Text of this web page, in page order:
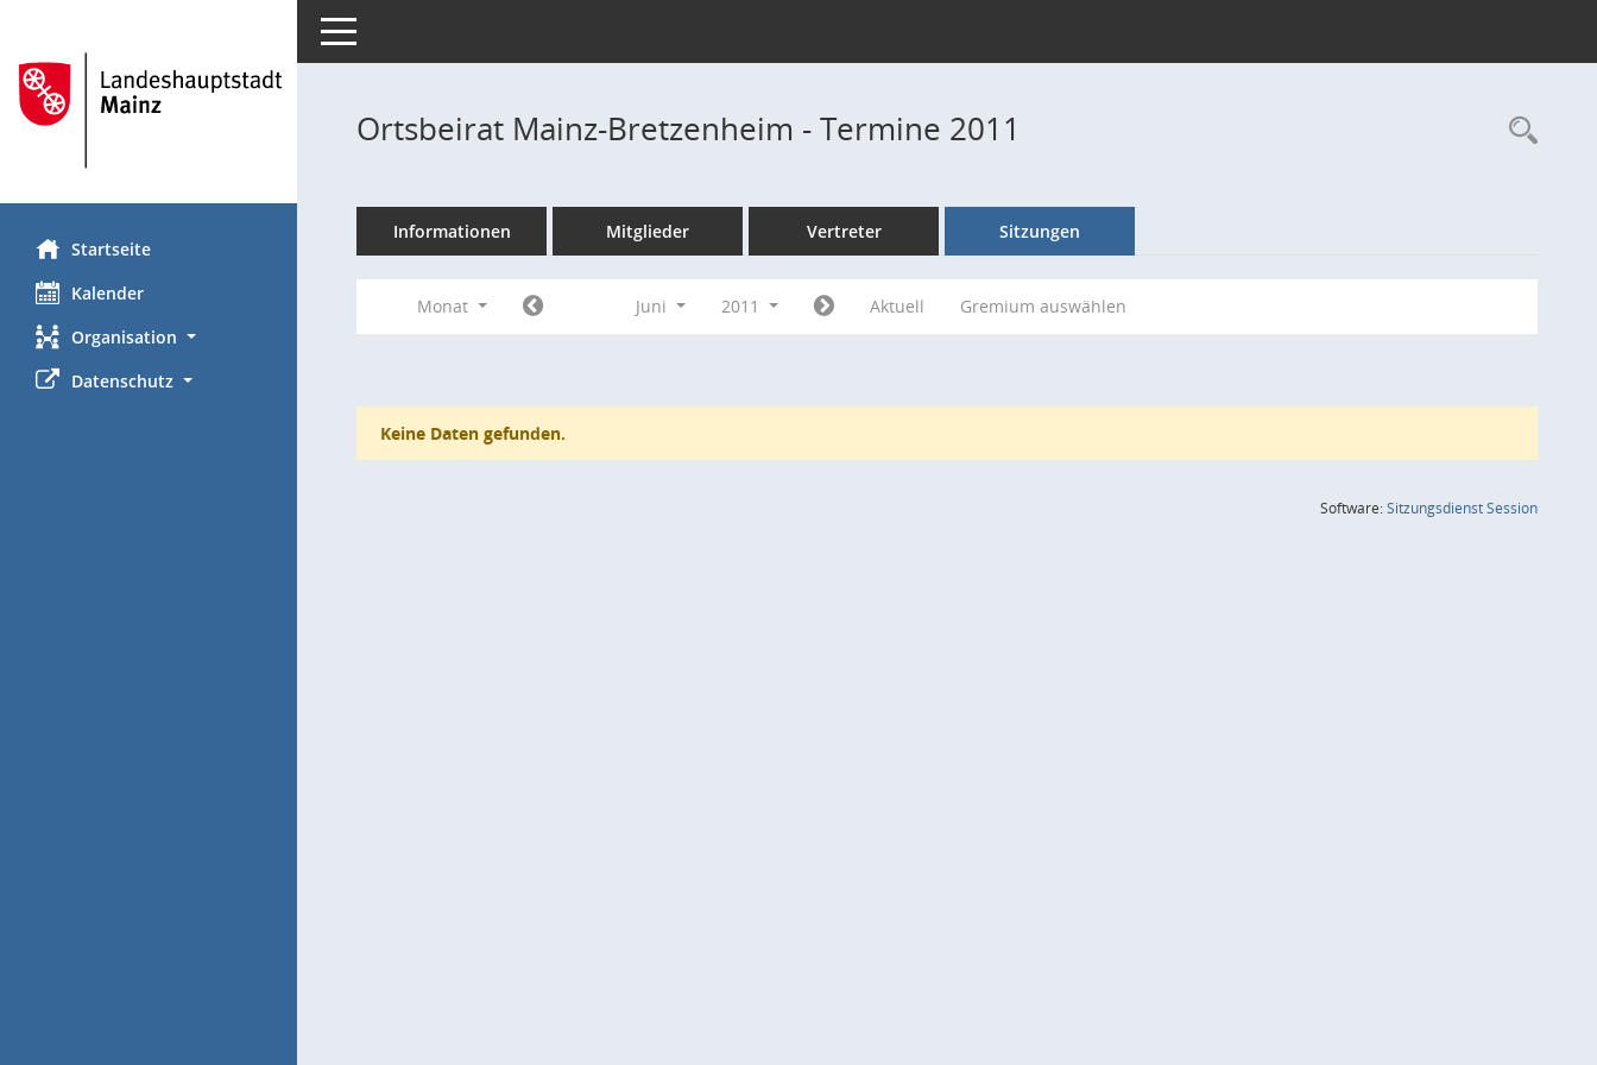
Startseite
Kalender
Organisation
Datenschutz
Toggle navigation
Ortsbeirat Mainz-Bretzenheim - Termine 2011
Informationen Mitglieder Vertreter Sitzungen
Monat Juni 2011 Aktuell Gremium auswählen
Keine Daten gefunden.
Software:SitzungsdienstSession(Wird in